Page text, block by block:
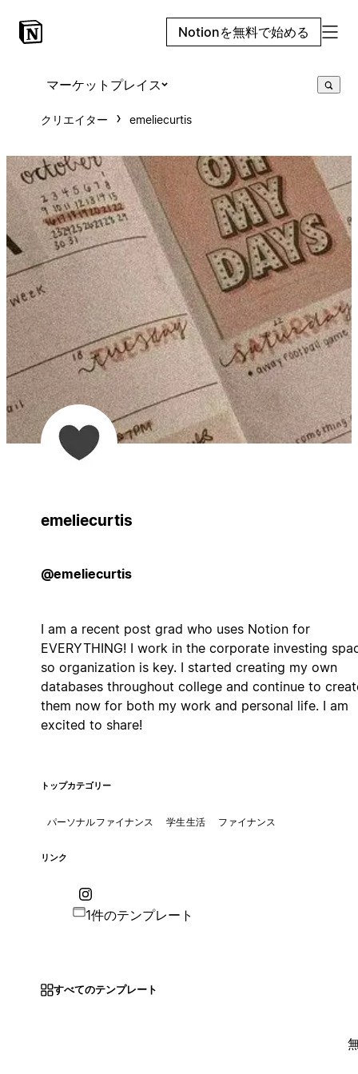
Notionを無料で始める
マーケットプレイス
クリエイター emeliecurtis
emeliecurtis
@emeliecurtis
I am a recent post grad who uses Notion for
EVERYTHING! I work in the corporate investing
so organization is key. I started creating my own
databases throughout college and continue to
them now for both my work and personal life. I am
excited to share!
トップカテゴリー
パーソナルファイナンス 学生生活 ファイナンス
リンク
1件のテンプレート
すべてのテンプレート